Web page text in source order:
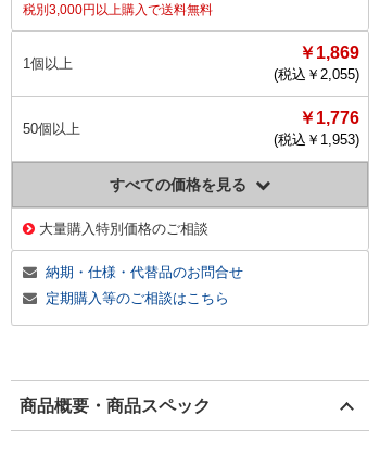
税別3,000円以上購入で送料無料
1個以上
￥1,869
(税込￥ 2,055)
50個以上
￥1,776
(税込￥ 1,953)
すべての価格を見る
大量購入特別価格のご相談
納期・仕様・代替品のお問合せ
定期購入等のご相談はこちら
商品概要・商品スペック